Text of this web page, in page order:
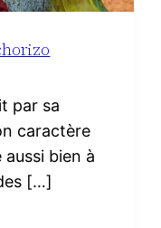
par sa
caractère
aussi bien à
[…]